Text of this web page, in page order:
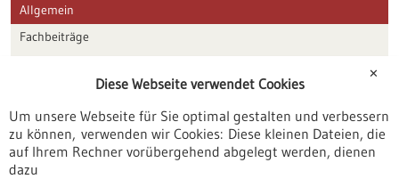
Allgemein
Fachbeiträge
Veranstaltungen
Erscheinungsdatum
✕
Diese Webseite verwendet Cookies
Um unsere Webseite für Sie optimal gestalten und verbessern
zu können, verwenden wir Cookies: Diese kleinen Dateien, die
auf Ihrem Rechner vorübergehend abgelegt werden, dienen
dazu